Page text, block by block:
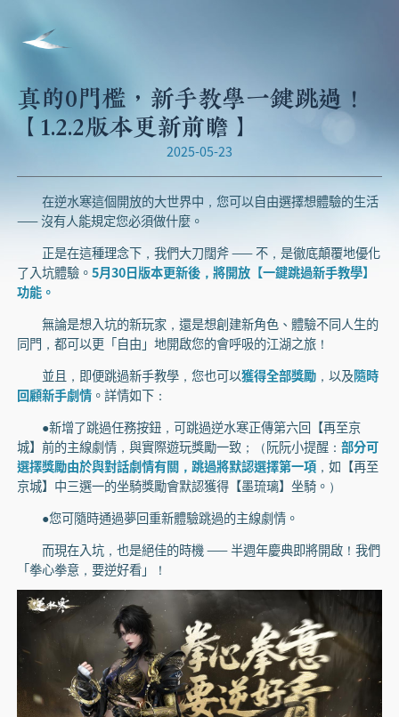
真的0門檻，新手教學一鍵跳過！
【1.2.2版本更新前瞻】
2025-05-23
在逆水寒這個開放的大世界中，您可以自由選擇想體驗的生活
—— 沒有人能規定您必須做什麼。
正是在這種理念下，我們大刀闊斧 —— 不，是徹底顛覆地優化
了入坑體驗。5月30日版本更新後，將開放【一鍵跳過新手教學】
功能。
無論是想入坑的新玩家，還是想創建新角色、體驗不同人生的
同門，都可以更「自由」地開啟您的會呼吸的江湖之旅！
並且，即便跳過新手教學，您也可以獲得全部獎勵，以及隨時
回顧新手劇情。詳情如下：
●新增了跳過任務按鈕，可跳過逆水寒正傳第六回【再至京
城】前的主線劇情，與實際遊玩獎勵一致；（阮阮小提醒： 部分可
選擇獎勵由於與對話劇情有關，跳過將默認選擇第一項，如【再至
京城】中三選一的坐騎獎勵會默認獲得【墨琉璃】坐騎。）
●您可隨時通過夢回重新體驗跳過的主線劇情。
而現在入坑，也是絕佳的時機 —— 半週年慶典即將開啟！我們
「拳心拳意，要逆好看」！